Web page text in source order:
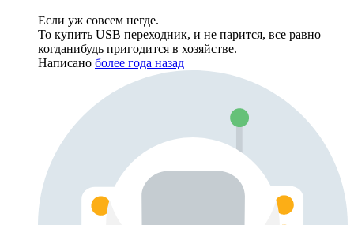
Если уж совсем негде.
То купить USB переходник, и не парится, все равно
когданибудь пригодится в хозяйстве.
Написано более года назад